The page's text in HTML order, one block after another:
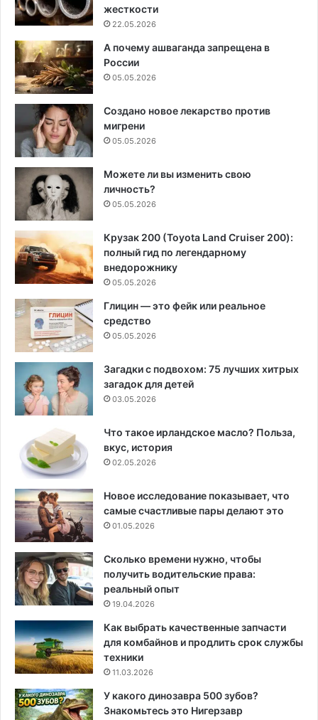
жесткости
22.05.2026
А почему ашваганда запрещена в
России
05.05.2026
Создано новое лекарство против
мигрени
05.05.2026
Можете ли вы изменить свою
личность?
05.05.2026
Крузак 200 (Toyota Land Cruiser 200):
полный гид по легендарному
внедорожнику
05.05.2026
Глицин — это фейк или реальное
средство
05.05.2026
Загадки с подвохом: 75 лучших хитрых
загадок для детей
03.05.2026
Что такое ирландское масло? Польза,
вкус, история
02.05.2026
Новое исследование показывает, что
самые счастливые пары делают это
01.05.2026
Сколько времени нужно, чтобы
получить водительские права:
реальный опыт
19.04.2026
Как выбрать качественные запчасти
для комбайнов и продлить срок службы
техники
11.03.2026
У какого динозавра 500 зубов?
Знакомьтесь это Нигерзавр